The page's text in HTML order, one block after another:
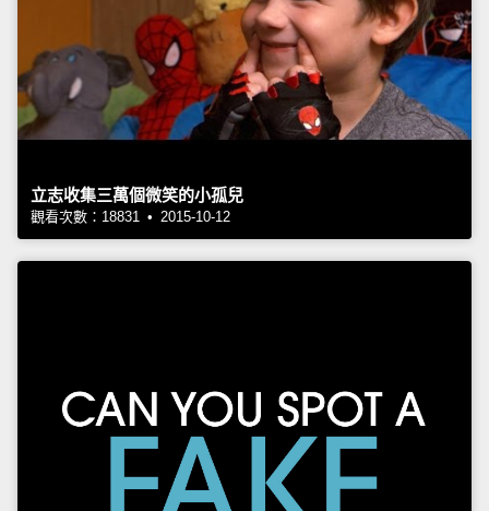
立志收集三萬個微笑的小孤兒
觀看次數：18831 • 2015-10-12